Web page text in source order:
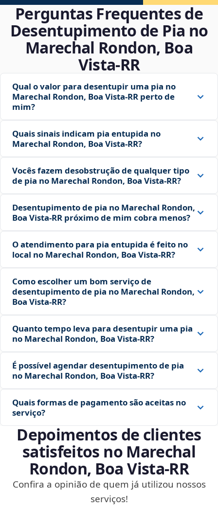
Perguntas Frequentes de
Desentupimento de Pia no
Marechal Rondon, Boa
Vista‑RR
Qual o valor para desentupir uma pia no
Marechal Rondon, Boa Vista‑RR perto de
mim?
Quais sinais indicam pia entupida no
Marechal Rondon, Boa Vista‑RR?
Vocês fazem desobstrução de qualquer tipo
de pia no Marechal Rondon, Boa Vista‑RR?
Desentupimento de pia no Marechal Rondon,
Boa Vista‑RR próximo de mim cobra menos?
O atendimento para pia entupida é feito no
local no Marechal Rondon, Boa Vista‑RR?
Como escolher um bom serviço de
desentupimento de pia no Marechal Rondon,
Boa Vista‑RR?
Quanto tempo leva para desentupir uma pia
no Marechal Rondon, Boa Vista‑RR?
É possível agendar desentupimento de pia
no Marechal Rondon, Boa Vista‑RR?
Quais formas de pagamento são aceitas no
serviço?
Depoimentos de clientes
satisfeitos no Marechal
Rondon, Boa Vista‑RR
Confira a opinião de quem já utilizou nossos
serviços!